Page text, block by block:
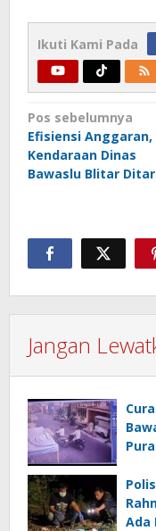
Ikuti Kami Pada
Navigasi
pos
Pos sebelumnya
Efisiensi Anggaran,
Kendaraan Dinas
Bawaslu Blitar
Jangan
Ada